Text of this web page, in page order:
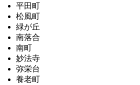
平田町
松風町
緑が丘
南落合
南町
妙法寺
弥栄台
養老町